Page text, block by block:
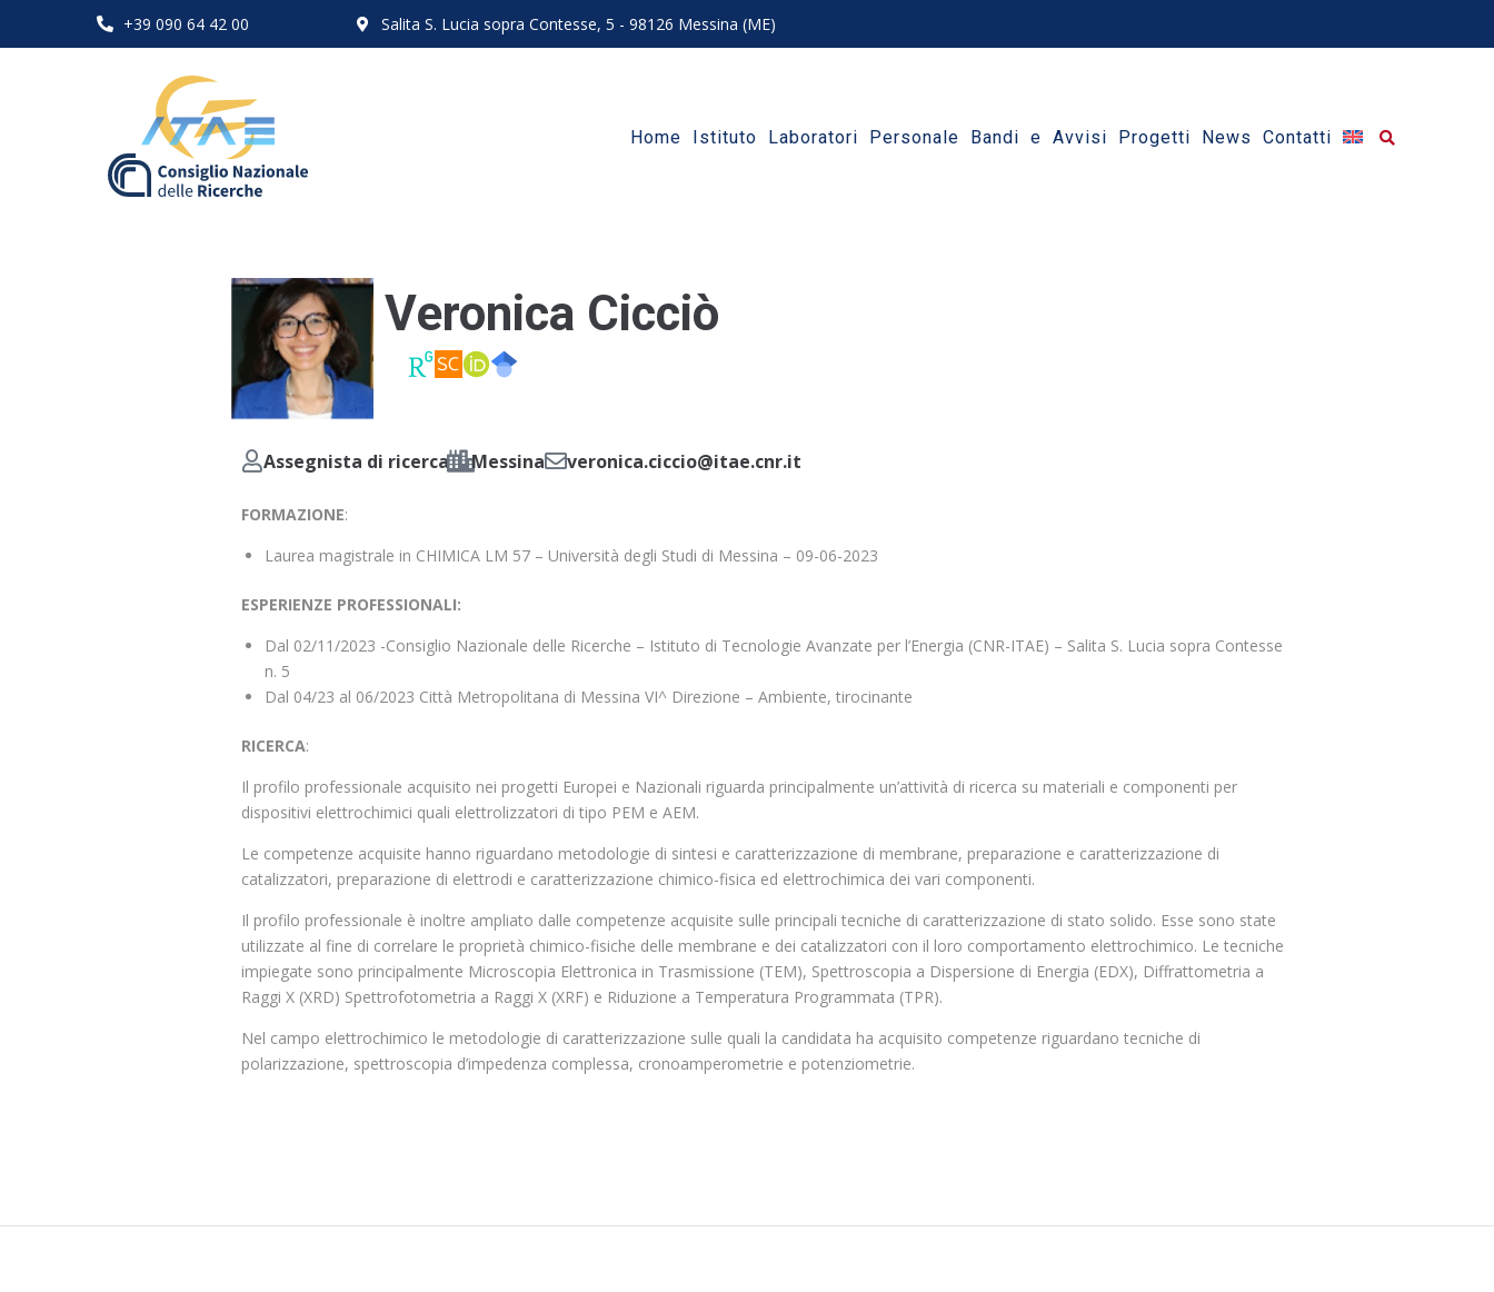
+39 090 64 42 00 Salita S. Lucia sopra Contesse, 5 - 98126 Messina (ME)
Home Istituto Laboratori Personale Bandi e Avvisi Progetti News Contatti
Veronica Cicciò
Assegnista di ricerca Messina veronica.ciccio@itae.cnr.it
FORMAZIONE:
Laurea magistrale in CHIMICA LM 57 – Università degli Studi di Messina – 09-06-2023
ESPERIENZE PROFESSIONALI:
Dal 02/11/2023 -Consiglio Nazionale delle Ricerche – Istituto di Tecnologie Avanzate per l’Energia (CNR-ITAE) – Salita S. Lucia sopra Contesse
n. 5
Dal 04/23 al 06/2023 Città Metropolitana di Messina VI^ Direzione – Ambiente, tirocinante
RICERCA:
Il profilo professionale acquisito nei progetti Europei e Nazionali riguarda principalmente un’attività di ricerca su materiali e componenti per
dispositivi elettrochimici quali elettrolizzatori di tipo PEM e AEM.
Le competenze acquisite hanno riguardano metodologie di sintesi e caratterizzazione di membrane, preparazione e caratterizzazione di
catalizzatori, preparazione di elettrodi e caratterizzazione chimico-fisica ed elettrochimica dei vari componenti.
Il profilo professionale è inoltre ampliato dalle competenze acquisite sulle principali tecniche di caratterizzazione di stato solido. Esse sono state
utilizzate al fine di correlare le proprietà chimico-fisiche delle membrane e dei catalizzatori con il loro comportamento elettrochimico. Le tecniche
impiegate sono principalmente Microscopia Elettronica in Trasmissione (TEM), Spettroscopia a Dispersione di Energia (EDX), Diffrattometria a
Raggi X (XRD) Spettrofotometria a Raggi X (XRF) e Riduzione a Temperatura Programmata (TPR).
Nel campo elettrochimico le metodologie di caratterizzazione sulle quali la candidata ha acquisito competenze riguardano tecniche di
polarizzazione, spettroscopia d’impedenza complessa, cronoamperometrie e potenziometrie.